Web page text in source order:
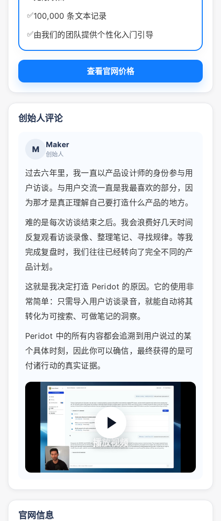
✅100,000 条文本记录
✅由我们的团队提供个性化入门引导
查看官网价格
创始人评论
M Maker
创始人
过去六年里，我一直以产品设计师的身份参与用
户访谈。与用户交流一直是我最喜欢的部分，因
为那才是真正理解自己要打造什么产品的地方。
难的是每次访谈结束之后。我会浪费好几天时间
反复观看访谈录像、整理笔记、寻找规律。等我
完成复盘时，我们往往已经转向了完全不同的产
品计划。
这就是我决定打造 Peridot 的原因。它的使用非
常简单：只需导入用户访谈录音，就能自动将其
转化为可搜索、可做笔记的洞察。
Peridot 中的所有内容都会追溯到用户说过的某
个具体时刻，因此你可以确信，最终获得的是可
付诸行动的真实证据。
播放视频
官网信息